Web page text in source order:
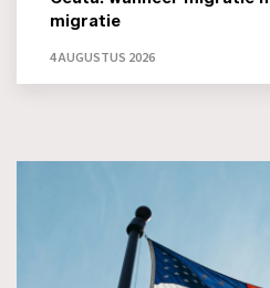
migratie
4 AUGUSTUS 2026